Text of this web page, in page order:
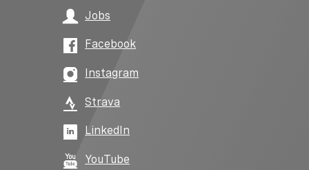
Jobs
Facebook
Instagram
Strava
LinkedIn
YouTube